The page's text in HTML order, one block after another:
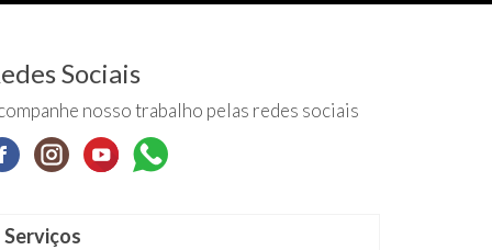
Sociais
nosso trabalho pelas redes sociais
Serviços